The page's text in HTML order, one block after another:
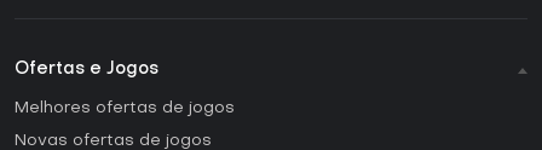
Ofertas e Jogos
Melhores ofertas de jogos
Novas ofertas de jogos